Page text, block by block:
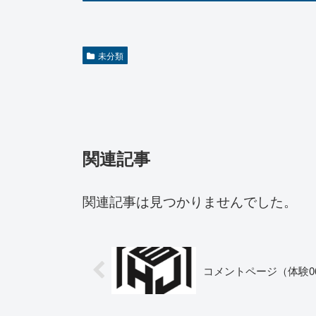
未分類
関連記事
関連記事は見つかりませんでした。
コメントページ（体験